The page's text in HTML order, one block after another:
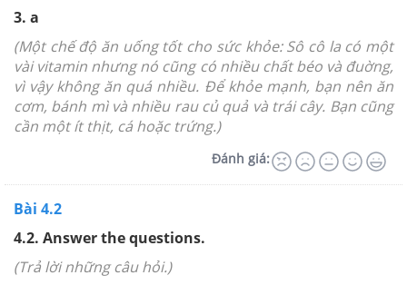
3. a
(Một chế độ ăn uống tốt cho sức khỏe: Sô cô la có một
vài vitamin nhưng nó cũng có nhiều chất béo và đuờng,
vì vậy không ăn quá nhiều. Để khỏe mạnh, bạn nên ăn
cơm, bánh mì và nhiều rau củ quả và trái cây. Bạn cũng
cần một ít thịt, cá hoặc trứng.)
Đánh giá:
Bài 4.2
4.2. Answer the questions.
(Trả lời những câu hỏi.)